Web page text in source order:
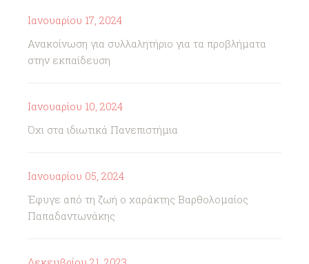
Ιανουαρίου 17, 2024
Ανακοίνωση για συλλαλητήριο για τα προβλήματα
στην εκπαίδευση
Ιανουαρίου 10, 2024
Όχι στα ιδιωτικά Πανεπιστήμια
Ιανουαρίου 05, 2024
Έφυγε από τη ζωή ο χαράκτης Βαρθολομαίος
Παπαδαντωνάκης